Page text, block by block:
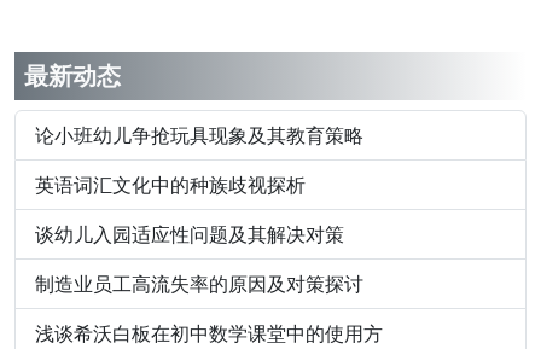
最新动态
论小班幼儿争抢玩具现象及其教育策略
英语词汇文化中的种族歧视探析
谈幼儿入园适应性问题及其解决对策
制造业员工高流失率的原因及对策探讨
浅谈希沃白板在初中数学课堂中的使用方